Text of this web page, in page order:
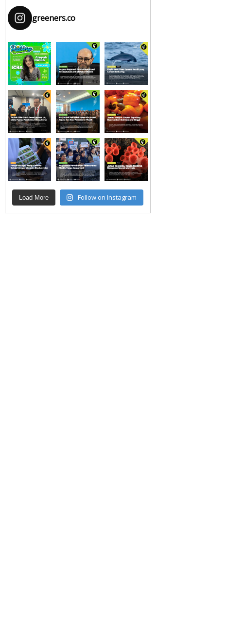
greeners.co
Load More Follow on Instagram